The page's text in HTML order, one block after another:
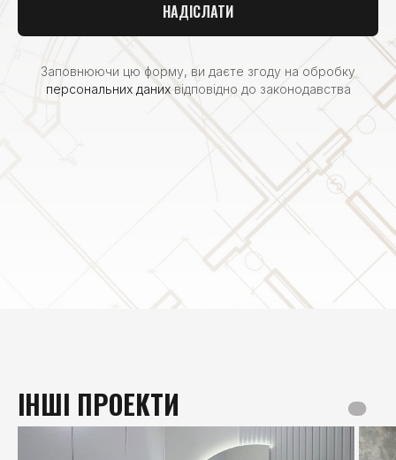
НАДІСЛАТИ
Заповнюючи цю форму, ви даєте згоду на обробку
персональних данихвідповідно до законодавства
ІНШІ ПРОЕКТИ